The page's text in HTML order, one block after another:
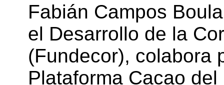
Fabián Campos
el Desarrollo de la
(Fundecor), colabora
Plataforma Cacao